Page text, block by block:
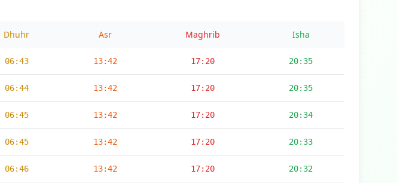
Dhuhr Asr Maghrib Isha
06:43 13:42 17:20 20:35
06:44 13:42 17:20 20:35
06:45 13:42 17:20 20:34
06:45 13:42 17:20 20:33
06:46 13:42 17:20 20:32